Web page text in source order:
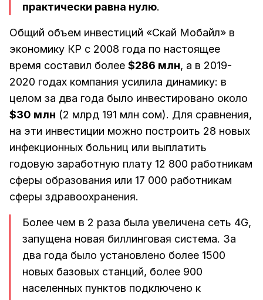
практически равна нулю.
Общий объем инвестиций «Скай Мобайл» в
экономику КР с 2008 года по настоящее
время составил более $286 млн, а в 2019-
2020 годах компания усилила динамику: в
целом за два года было инвестировано около
$30 млн (2 млрд 191 млн сом). Для сравнения,
на эти инвестиции можно построить 28 новых
инфекционных больниц или выплатить
годовую заработную плату 12 800 работникам
сферы образования или 17 000 работникам
сферы здравоохранения.
Более чем в 2 раза была увеличена сеть 4G,
запущена новая биллинговая система. За
два года было установлено более 1500
новых базовых станций, более 900
населенных пунктов подключено к